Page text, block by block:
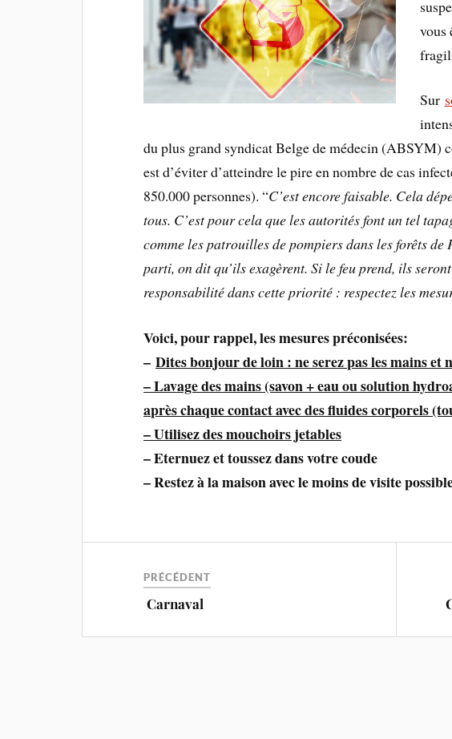
vous
Sur
du plus grand syndicat Belge de médecin (ABSYM)
est d’éviter d’atteindre le pire en nombre de cas
850.000 personnes). “C’est encore faisable. Cela
tous. C’est pour cela que les autorités font un tel
comme les patrouilles de pompiers dans les forêts de
parti, on dit qu’ils exagèrent. Si le feu prend, ils
responsabilité dans cette priorité : respectez les
Voici, pour rappel, les mesures préconisées:
–Dites bonjour de loin : ne serez pas les mains et
– Lavage des mains (savon + eau ou solution
après chaque contact avec des fluides corporels
– Utilisez des mouchoirs jetables
– Eternuez et toussez dans votre coude
– Restez à la maison avec le moins de visite
PRÉCÉDENT
Carnaval